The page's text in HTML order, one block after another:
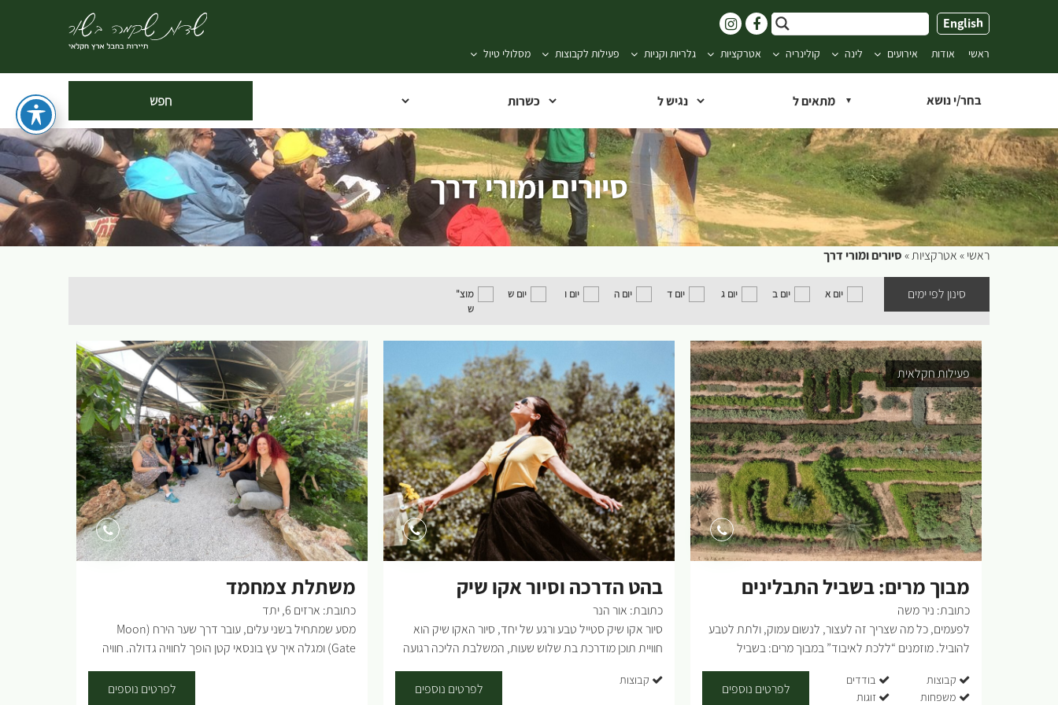
English
ראשי אודות אירועים לינה קולינריה אטרקציות גלריות וקניות פעילות לקבוצות מסלולי טיול
בחר/י נושא
סיורים ומורי דרך
ראשי » אטרקציות» סיורים ומורי דרך
סינון לפי ימים יום א יום ב יום ג יום ד יום ה יום ו יום ש
מוצ"
ש
פעילות חקלאית
מבוך מרים: בשביל התבלינים
והבשמים
כתובת: ניר משה
לפעמים, כל מה שצריך זה לעצור, לנשום עמוק, ולתת לטבע
להוביל. מוזמנים “ללכת לאיבוד” במבוך מרים: בשביל
וצבעונית במיוחד. רוצים לדעת איזה צמח מחדד את הזיכרון?
קבוצות
בודדים
משפחות
זוגות
לפרטים נוספים
בהט הדרכה וסיור אקו שיק
כתובת: אור הנר
סיור אקו שיק סטייל טבע ורגע של יחד, סיור האקו שיק הוא
חוויית תוכן מודרכת בת שלוש שעות, המשלבת הליכה רגועה
זהו סיור שמזמין להאט את הקצב, להיות יחד, ולפגוש סטייל
קבוצות
לפרטים נוספים
משתלת צמחמד
כתובת: ארזים 6, יתד
מסע שמתחיל בשני עלים, עובר דרך שער הירח (Moon
Gate) ומגלה איך עץ בונסאי קטן הופך לחוויה גדולה. חוויה
בבתי הצמיחה ואחר כך הפתעה - מזכרת אישית. 45 דקות,
לפרטים נוספים